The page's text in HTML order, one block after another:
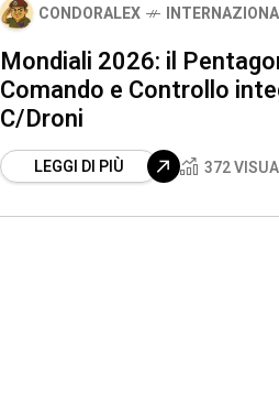
CONDORALEX
Mondiali 2026: il
Comando e Controllo
C/Droni
LEGGI DI PIÙ 372